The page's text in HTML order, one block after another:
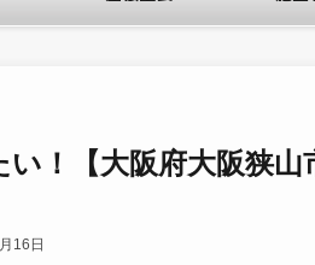
い！【大阪府大阪狭
16日